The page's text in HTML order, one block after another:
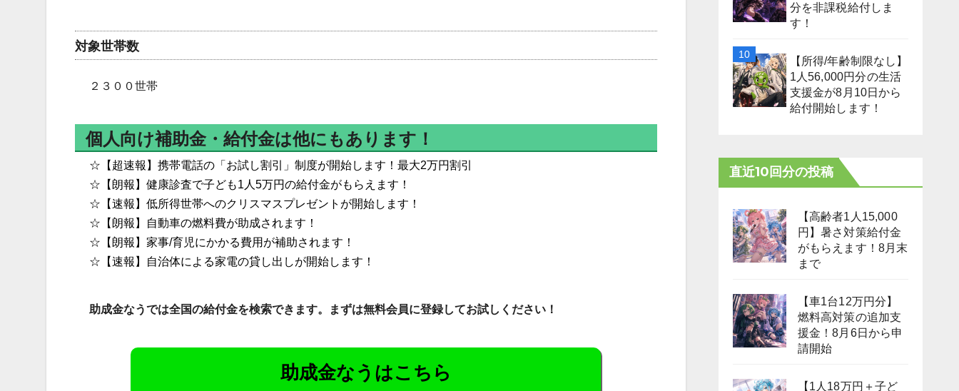
対象世帯数
２３００世帯
個人向け補助金・給付金は他にもあります！
☆【超速報】携帯電話の「お試し割引」制度が開始します！最大2万円割引
☆【朗報】健康診査で子ども1人5万円の給付金がもらえます！
☆【速報】低所得世帯へのクリスマスプレゼントが開始します！
☆【朗報】自動車の燃料費が助成されます！
☆【朗報】家事/育児にかかる費用が補助されます！
☆【速報】自治体による家電の貸し出しが開始します！
助成金なうでは全国の給付金を検索できます。まずは無料会員に登録してお試しください！
助成金なうはこちら
分を非課税給付しま
す！
【所得/年齢制限なし】
1人56,000円分の生活
支援金が8月10日から
給付開始します！
直近10回分の投稿
【高齢者1人15,000
円】暑さ対策給付金
がもらえます！8月末
まで
【車1台12万円分】
燃料高対策の追加支
援金！8月6日から申
請開始
【1人18万円＋子ど